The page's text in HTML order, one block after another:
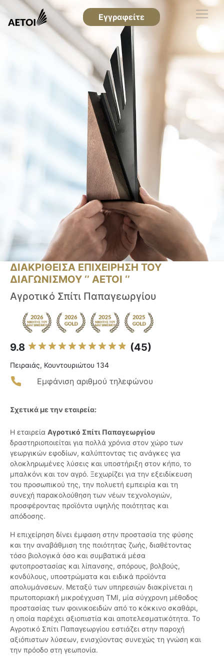
Εγγραφείτε
ΔΙΑΚΡΙΘΕΙΣΑ ΕΠΙΧΕΙΡΗΣΗ ΤΟΥ
ΔΙΑΓΩΝΙΣΜΟΥ ‘’ ΑΕΤΟΙ ‘’
Αγροτικό Σπίτι Παπαγεωργίου
9.8 (45)
Πειραιάς, Κουντουριώτου 134
Εμφάνιση αριθμού τηλεφώνου
Σχετικά με την εταιρεία:
Η εταιρεία Αγροτικό Σπίτι Παπαγεωργίου
δραστηριοποιείται για πολλά χρόνια στον χώρο των
γεωργικών εφοδίων, καλύπτοντας τις ανάγκες για
ολοκληρωμένες λύσεις και υποστήριξη στον κήπο, το
μπαλκόνι και τον αγρό. Ξεχωρίζει για την εξειδίκευση
του προσωπικού της, την πολυετή εμπειρία και τη
συνεχή παρακολούθηση των νέων τεχνολογιών,
προσφέροντας προϊόντα υψηλής ποιότητας και
απόδοσης.
Η επιχείρηση δίνει έμφαση στην προστασία της φύσης
και την αναβάθμιση της ποιότητας ζωής, διαθέτοντας
τόσο βιολογικά όσο και συμβατικά μέσα
φυτοπροστασίας και λίπανσης, σπόρους, βολβούς,
κονδύλους, υποστρώματα και ειδικά προϊόντα
απολυμάνσεων. Μεταξύ των υπηρεσιών διακρίνεται η
πρωτοποριακή μικροέγχυση TMI, μία σύγχρονη μέθοδος
προστασίας των φοινικοειδών από το κόκκινο σκαθάρι,
η οποία παρέχει αξιοπιστία και αποτελεσματικότητα. Το
Αγροτικό Σπίτι Παπαγεωργίου εστιάζει στην παροχή
αξιόπιστων λύσεων, ενισχύοντας συνεχώς τη γνώση και
την πρόοδο στη γεωπονία.